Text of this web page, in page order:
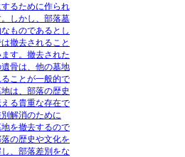
るために作られ
しかし、部落墓
ものであるとし
撤去されること
す。撤去された
骨は、 他の墓地
ことが一般的で
は、 部落の歴史
る貴重な存在で
解消のために
を撤去するので
の歴史や文化を
、部落差別をな